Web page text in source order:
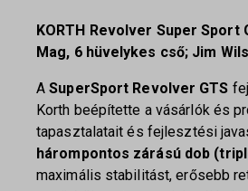
KORTH Revolver Super Sport
Mag, 6 hüvelykes cső; Jim
ASuperSport Revolver GTS
Korth beépítette a vásárlók és
tapasztalatait és fejlesztési
hárompontos zárású dob
maximális stabilitást, erősebb